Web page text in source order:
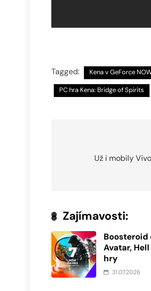
Tagged: Kena v GeForce
PC hra Kena: Bridge of Spirits
Už i mobily
Zajímavosti:
Avatar,
hry
31.07.2026